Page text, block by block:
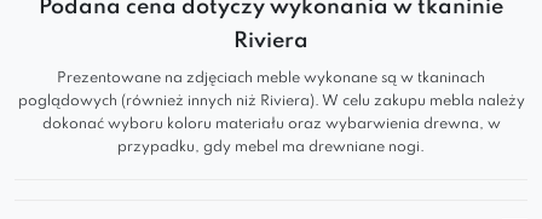
zarówno w przestronnych salonach, jak i
bardziej kameralnych wnętrzach.
Najważniejsze zalety:
nowoczesny, ponadczasowy design,
Podana cena dotyczy wykonania w tkaninie
Riviera
Prezentowane na zdjęciach meble wykonane są w tkaninach
poglądowych (również innych niż Riviera). W celu zakupu mebla należy
dokonać wyboru koloru materiału oraz wybarwienia drewna, w
przypadku, gdy mebel ma drewniane nogi.